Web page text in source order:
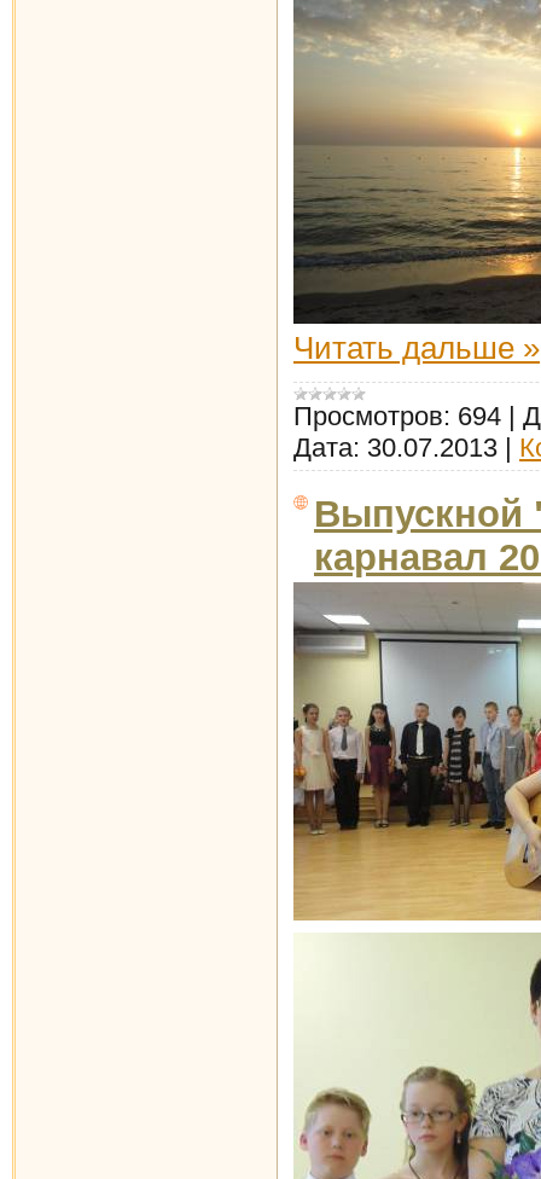
Читать дальше »
Просмотров: 694 |
Дата: 30.07.2013 |
Выпускной
карнавал